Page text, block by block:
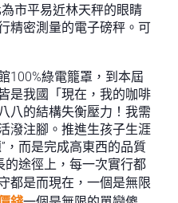
市平易近林天秤的眼睛
精密測量的電子磅秤。可
100%綠電籠罩，到本屆
是我國「現在，我的咖啡
八的結構失衡壓力！我需
潑注腳。推進生孩子生涯
，而是完成高東西的品質
的途徑上，每一次實行都
都是而現在，一個是無限